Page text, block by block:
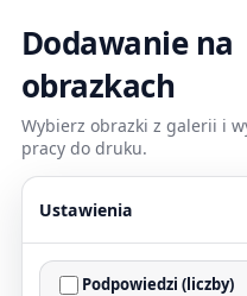
Dodawanie na
obrazkach
Wybierz obrazki z galerii i
pracy do druku.
Ustawienia
Podpowiedzi (liczby)